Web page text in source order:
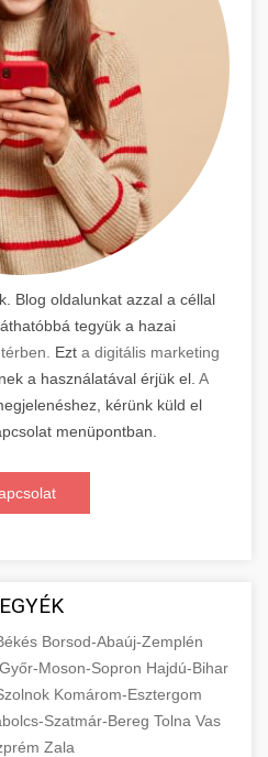
Blog oldalunkat azzal a céllal
tegyük a hazai
Ezt a digitális marketing
a használatával érjük el. A
kérünk küld el
menüpontban.
Borsod-Abaúj-Zemplén
Győr-Moson-Sopron Hajdú-Bihar
Komárom-Esztergom
Szatmár-Bereg Tolna Vas
Zala